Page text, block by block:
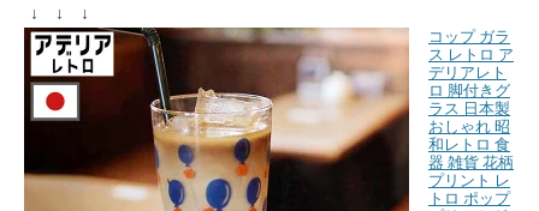
↓ ↓ ↓
コップ ガラ
ス レトロ ア
デリアレト
ロ 脚付きグ
ラス 日本製
おしゃれ 昭
和レトロ 食
器 雑貨 花柄
プリント レ
トロ ポップ